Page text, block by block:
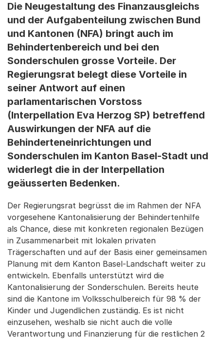
Die Neugestaltung des Finanzausgleichs
und der Aufgabenteilung zwischen Bund
und Kantonen (NFA) bringt auch im
Behindertenbereich und bei den
Sonderschulen grosse Vorteile. Der
Regierungsrat belegt diese Vorteile in
seiner Antwort auf einen
parlamentarischen Vorstoss
(Interpellation Eva Herzog SP) betreffend
Auswirkungen der NFA auf die
Behinderteneinrichtungen und
Sonderschulen im Kanton Basel-Stadt und
widerlegt die in der Interpellation
geäusserten Bedenken.
Der Regierungsrat begrüsst die im Rahmen der NFA
vorgesehene Kantonalisierung der Behindertenhilfe
als Chance, diese mit konkreten regionalen Bezügen
in Zusammenarbeit mit lokalen privaten
Trägerschaften und auf der Basis einer gemeinsamen
Planung mit dem Kanton Basel-Landschaft weiter zu
entwickeln. Ebenfalls unterstützt wird die
Kantonalisierung der Sonderschulen. Bereits heute
sind die Kantone im Volksschulbereich für 98 % der
Kinder und Jugendlichen zuständig. Es ist nicht
einzusehen, weshalb sie nicht auch die volle
Verantwortung und Finanzierung für die restlichen 2